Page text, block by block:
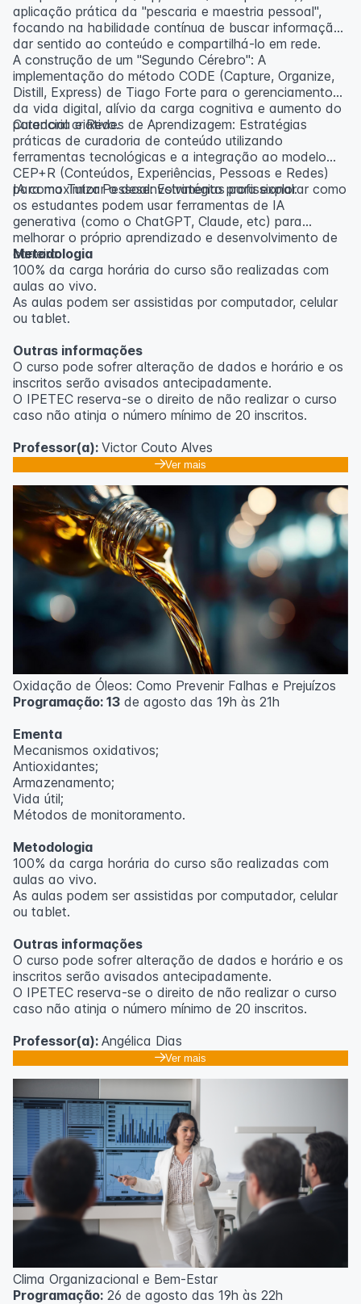
aplicação prática da "pescaria e maestria pessoal",
focando na habilidade contínua de buscar informação,
dar sentido ao conteúdo e compartilhá-lo em rede.
A construção de um "Segundo Cérebro": A
implementação do método CODE (Capture, Organize,
Distill, Express) de Tiago Forte para o gerenciamento
da vida digital, alívio da carga cognitiva e aumento do
potencial criativo.
Curadoria e Redes de Aprendizagem: Estratégias
práticas de curadoria de conteúdo utilizando
ferramentas tecnológicas e a integração ao modelo
CEP+R (Conteúdos, Experiências, Pessoas e Redes)
para maximizar o desenvolvimento profissional.
IA como Tutor Pessoal: Estratégias para explorar como
os estudantes podem usar ferramentas de IA
generativa (como o ChatGPT, Claude, etc) para
melhorar o próprio aprendizado e desenvolvimento de
carreira.
Metodologia
100% da carga horária do curso são realizadas com
aulas ao vivo.
As aulas podem ser assistidas por computador, celular
ou tablet.
Outras informações
O curso pode sofrer alteração de dados e horário e os
inscritos serão avisados ​​antecipadamente.
O IPETEC reserva-se o direito de não realizar o curso
caso não atinja o número mínimo de 20 inscritos.
Professor(a): Victor Couto Alves
Ver mais
Oxidação de Óleos: Como Prevenir Falhas e Prejuízos
Programação: 13 de agosto das 19h às 21h
Ementa
Mecanismos oxidativos;
Antioxidantes;
Armazenamento;
Vida útil;
Métodos de monitoramento.
Metodologia
100% da carga horária do curso são realizadas com
aulas ao vivo.
As aulas podem ser assistidas por computador, celular
ou tablet.
Outras informações
O curso pode sofrer alteração de dados e horário e os
inscritos serão avisados ​​antecipadamente.
O IPETEC reserva-se o direito de não realizar o curso
caso não atinja o número mínimo de 20 inscritos.
Professor(a): Angélica Dias
Ver mais
Clima Organizacional e Bem-Estar
Programação: 26 de agosto das 19h às 22h